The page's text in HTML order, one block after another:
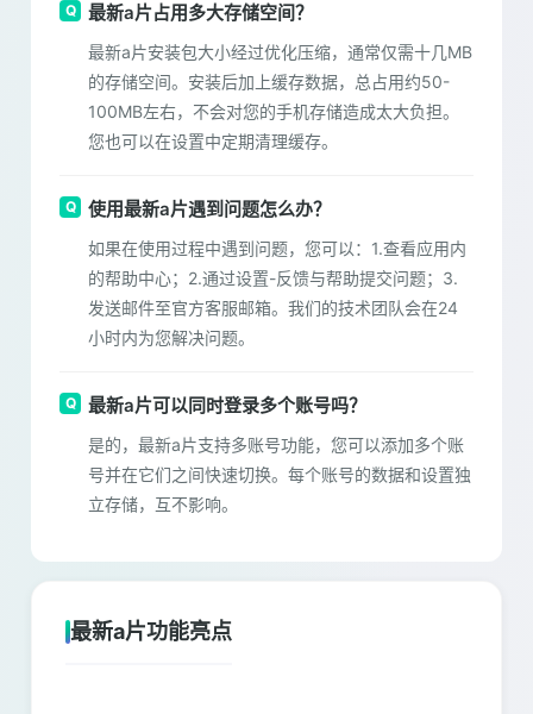
最新a片占用多大存储空间？
最新a片安装包大小经过优化压缩，通常仅需十几MB
的存储空间。安装后加上缓存数据，总占用约50-
100MB左右，不会对您的手机存储造成太大负担。
您也可以在设置中定期清理缓存。
使用最新a片遇到问题怎么办？
如果在使用过程中遇到问题，您可以：1.查看应用内
的帮助中心；2.通过设置-反馈与帮助提交问题；3.
发送邮件至官方客服邮箱。我们的技术团队会在24
小时内为您解决问题。
最新a片可以同时登录多个账号吗？
是的，最新a片支持多账号功能，您可以添加多个账
号并在它们之间快速切换。每个账号的数据和设置独
立存储，互不影响。
最新a片功能亮点